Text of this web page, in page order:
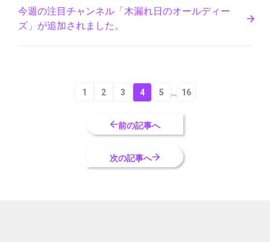
今週の注目チャンネル「木漏れ日のオールディー
ズ」が追加されました。
前の記事へ
1 2 3 4 5 16
次の記事へ